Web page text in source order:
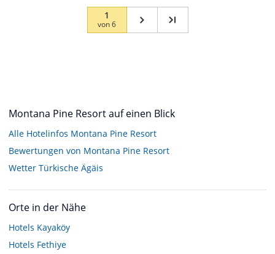
1
von6
Montana Pine Resort auf einen Blick
Alle Hotelinfos Montana Pine Resort
Bewertungen von Montana Pine Resort
Wetter Türkische Ägäis
Orte in der Nähe
Hotels Kayaköy
Hotels Fethiye